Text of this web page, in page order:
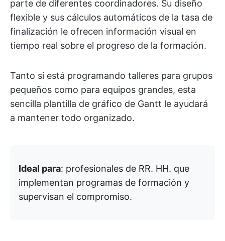
parte de diferentes coordinadores. Su diseño
flexible y sus cálculos automáticos de la tasa de
finalización le ofrecen información visual en
tiempo real sobre el progreso de la formación.
Tanto si está programando talleres para grupos
pequeños como para equipos grandes, esta
sencilla plantilla de gráfico de Gantt le ayudará
a mantener todo organizado.
Ideal para: profesionales de RR. HH. que
implementan programas de formación y
supervisan el compromiso.